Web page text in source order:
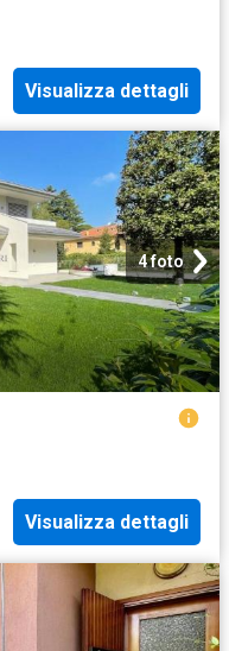
Visualizza dettagli
4 foto
Visualizza dettagli